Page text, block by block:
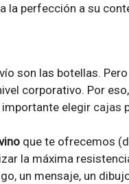
la perfección a su
son las botellas.
corporativo. Por
importante elegir cajas
que te ofrecemos
la máxima
un mensaje, un